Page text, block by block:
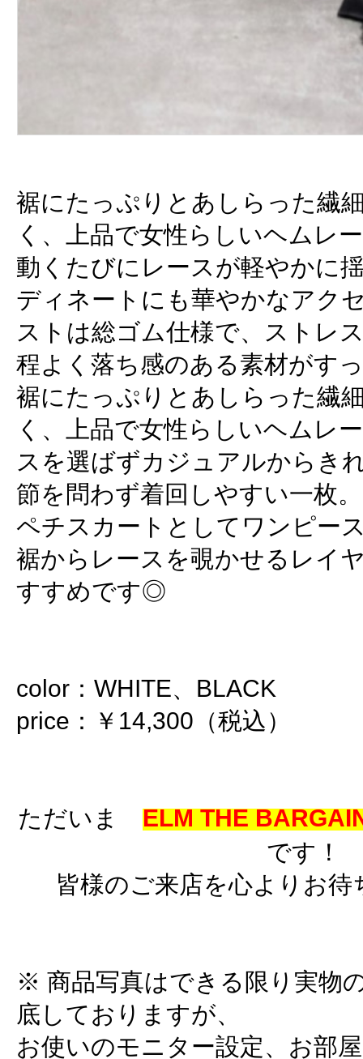
裾にたっぷりとあしらった繊
く、上品で女性らしいヘムレ
動くたびにレースが軽やかに
ディネートにも華やかなアク
ストは総ゴム仕様で、ストレ
程よく落ち感のある素材がす
裾にたっぷりとあしらった繊
く、上品で女性らしいヘムレ
スを選ばずカジュアルからき
節を問わず着回しやすい一枚。
ペチスカートとしてワンピー
裾からレースを覗かせるレイ
すすめです◎
color：WHITE、BLACK
price：￥14,300（税込）
ただいま ELM THE
です！
皆様のご来店を心よりお
※ 商品写真はできる限り実物
底しておりますが、
お使いのモニター設定、お部